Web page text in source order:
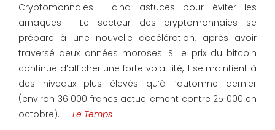
Cryptomonnaies : cinq astuces pour éviter les
arnaques ! Le secteur des cryptomonnaies se
prépare à une nouvelle accélération, après avoir
traversé deux années moroses. Si le prix du bitcoin
continue d’afficher une forte volatilité, il se maintient à
des niveaux plus élevés qu’à l’automne dernier
(environ 36 000 francs actuellement contre 25 000 en
octobre). – Le Temps